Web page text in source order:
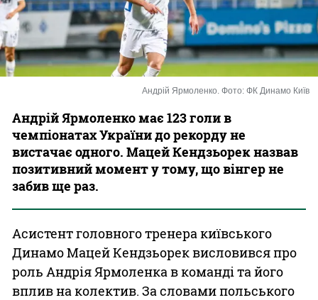
Казино
Андрій Ярмоленко. Фото: ФК Динамо Київ
Андрій Ярмоленко має 123 голи в
чемпіонатах України до рекорду не
вистачає одного. Мацей Кендзьорек назвав
позитивний момент у тому, що вінгер не
забив ще раз.
Асистент головного тренера київського
Динамо Мацей Кендзьорек висловився про
роль Андрія Ярмоленка в команді та його
вплив на колектив. За словами польського